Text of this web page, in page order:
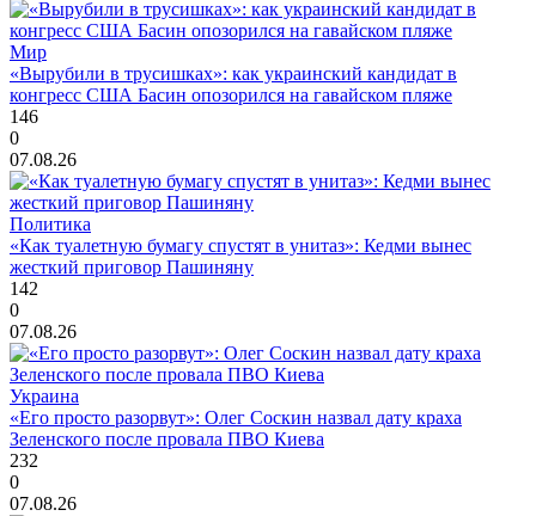
Мир
«Вырубили в трусишках»: как украинский кандидат в
конгресс США Басин опозорился на гавайском пляже
146
0
07.08.26
Политика
«Как туалетную бумагу спустят в унитаз»: Кедми вынес
жесткий приговор Пашиняну
142
0
07.08.26
Украина
«Его просто разорвут»: Олег Соскин назвал дату краха
Зеленского после провала ПВО Киева
232
0
07.08.26